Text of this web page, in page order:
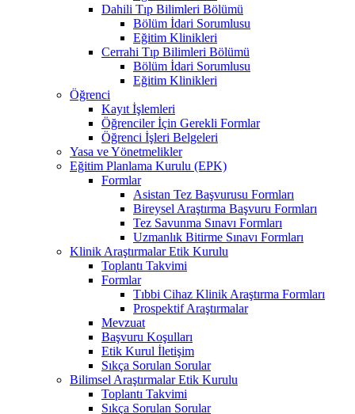
Dahili Tıp Bilimleri Bölümü
Bölüm İdari Sorumlusu
Eğitim Klinikleri
Cerrahi Tıp Bilimleri Bölümü
Bölüm İdari Sorumlusu
Eğitim Klinikleri
Öğrenci
Kayıt İşlemleri
Öğrenciler İçin Gerekli Formlar
Öğrenci İşleri Belgeleri
Yasa ve Yönetmelikler
Eğitim Planlama Kurulu (EPK)
Formlar
Asistan Tez Başvurusu Formları
Bireysel Araştırma Başvuru Formları
Tez Savunma Sınavı Formları
Uzmanlık Bitirme Sınavı Formları
Klinik Araştırmalar Etik Kurulu
Toplantı Takvimi
Formlar
Tıbbi Cihaz Klinik Araştırma Formları
Prospektif Araştırmalar
Mevzuat
Başvuru Koşulları
Etik Kurul İletişim
Sıkça Sorulan Sorular
Bilimsel Araştırmalar Etik Kurulu
Toplantı Takvimi
Sıkça Sorulan Sorular